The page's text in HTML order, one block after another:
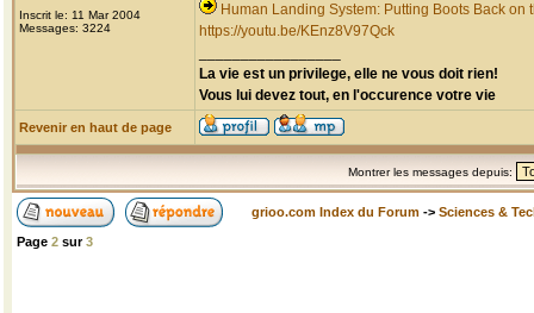
Inscrit le: 11 Mar 2004
Messages: 3224
Human Landing System: Putting Boots Back on
https://youtu.be/KEnz8V97Qck
La vie est un privilege, elle ne vous doit rien!
Vous lui devez tout, en l'occurence votre vie
Revenir en haut de page
Montrer les messages depuis:
grioo.com Index du Forum -> Sciences &
Page 2 sur3